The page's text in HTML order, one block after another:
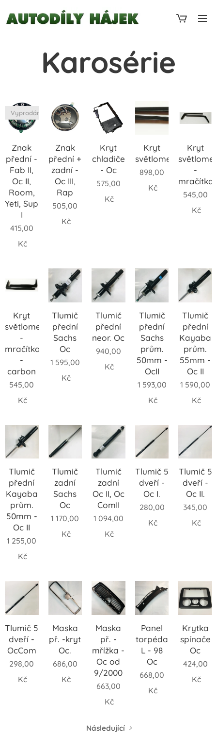
Karosérie
Znak
přední -
Fab II,
Oc II,
Room,
Yeti, Sup
I
Vyprodáno
415,00
Kč
Znak
přední +
zadní -
Oc III,
Rap
505,00
Kč
Kryt
chladiče
- Oc
575,00
Kč
Kryt
světlometů
898,00
Kč
Kryt
-
mračítka
545,00
Kč
Kryt
světlometů
-
mračítka
-
carbon
545,00
Kč
Tlumič
přední
Sachs
Oc
1 595,00
Kč
Tlumič
přední
neor. Oc
940,00
Kč
Tlumič
přední
Sachs
prům.
50mm -
OcII
1 593,00
Kč
Tlumič
přední
Kayaba
prům.
55mm -
Oc II
1 590,00
Kč
Tlumič
přední
Kayaba
prům.
50mm -
Oc II
1 255,00
Kč
Tlumič
zadní
Sachs
Oc
1 170,00
Kč
Tlumič
zadní
Oc II, Oc
ComII
1 094,00
Kč
Tlumič 5
dveří -
Oc I.
280,00
Kč
Tlumič 5
dveří -
Oc II.
345,00
Kč
Tlumič 5
dveří -
OcCom
298,00
Kč
Maska
př. -kryt
Oc.
686,00
Kč
Maska
př. -
mřížka -
Oc od
9/2000
663,00
Kč
Panel
torpéda
L - 98
Oc
668,00
Kč
Krytka
spínače
Oc
424,00
Kč
Následující